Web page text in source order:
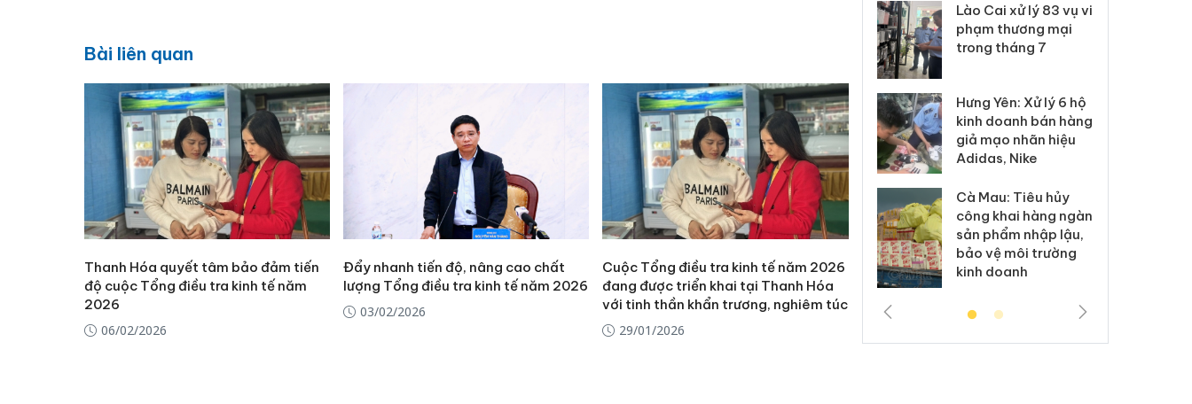
Bài liên quan
Thanh Hóa quyết tâm bảo đảm tiến
độ cuộc Tổng điều tra kinh tế năm
2026
06/02/2026
Đẩy nhanh tiến độ, nâng cao chất
lượng Tổng điều tra kinh tế năm 2026
03/02/2026
Cuộc Tổng điều tra kinh tế năm 2026
đang được triển khai tại Thanh Hóa
với tinh thần khẩn trương, nghiêm túc
29/01/2026
Thanh Hóa: Tìm bị
hại trong vụ án buôn
bán bình sữa
Moyuum giả
An Giang: Đối tượng
chủ mưu đường dây
bán hàng giả tại Phú
Quốc ra đầu thú
Lào Cai xử lý 83 vụ vi
phạm thương mại
trong tháng 7
Hưng Yên: Xử lý 6 hộ
kinh doanh bán hàng
giả mạo nhãn hiệu
Adidas, Nike
Cà Mau: Tiêu hủy
công khai hàng ngàn
sản phẩm nhập lậu,
bảo vệ môi trường
kinh doanh